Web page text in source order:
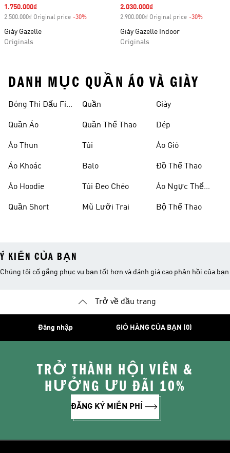
Sale price
1.750.000₫
2.500.000₫ Original price -30%
Giày Gazelle
Originals
Sale price
2.030.000₫
2.900.000₫ Original price -30%
Giày Gazelle Indoor
Originals
DANH MỤC QUẦN ÁO VÀ GIÀY
Bóng Thi Đấu Fifa
Quần Áo
Áo Thun
Áo Khoác
Áo Hoodie
Quần Short
Quần
Quần Thể Thao
Túi
Balo
Túi Đeo Chéo
Mũ Lưỡi Trai
Giày
Dép
Áo Gió
Đồ Thể Thao
Áo Ngực Thể
Bộ Thể Thao
Ý KIẾN CỦA BẠN
Chúng tôi cố gắng phục vụ bạn tốt hơn và đánh giá cao phản hồi của bạn
Trở về đầu trang
Đăng nhập GIỎ HÀNG CỦA BẠN (0)
TRỞ THÀNH HỘI VIÊN &
HƯỞNG ƯU ĐÃI 10%
ĐĂNG KÝ MIỄN PHÍ